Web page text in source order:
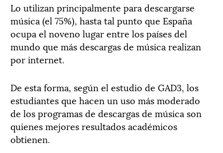
Lo utilizan principalmente para descargarse
música (el 75%), hasta tal punto que España
ocupa el noveno lugar entre los países del
mundo que más descargas de música realizan
por internet.
De esta forma, según el estudio de GAD3, los
estudiantes que hacen un uso más moderado
de los programas de descargas de música son
quienes mejores resultados académicos
obtienen.